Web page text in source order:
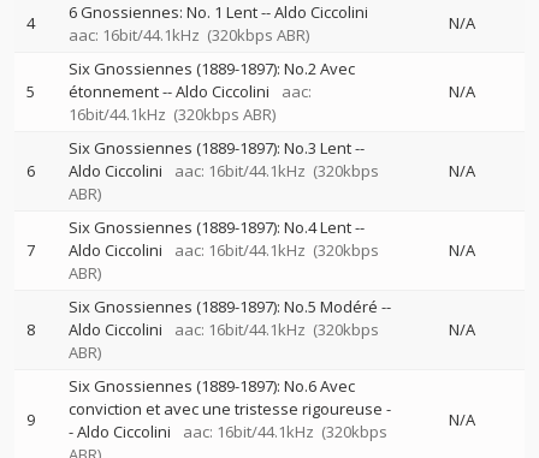
4 6 Gnossiennes: No. 1 Lent--Aldo Ciccolini
aac: 16bit/44.1kHz (320kbps ABR)
N/A
5
Six Gnossiennes (1889-1897): No.2 Avec
étonnement--Aldo Ciccolini
aac:
16bit/44.1kHz (320kbps ABR)
N/A
6
Six Gnossiennes (1889-1897): No.3 Lent--
Aldo Ciccolini
aac: 16bit/44.1kHz (320kbps
ABR)
N/A
7
Six Gnossiennes (1889-1897): No.4 Lent--
Aldo Ciccolini
aac: 16bit/44.1kHz (320kbps
ABR)
N/A
8
Six Gnossiennes (1889-1897): No.5 Modéré --
Aldo Ciccolini
aac: 16bit/44.1kHz (320kbps
ABR)
N/A
9
Six Gnossiennes (1889-1897): No.6 Avec
conviction et avec une tristesse rigoureuse -
-Aldo Ciccolini aac: 16bit/44.1kHz (320kbps
N/A